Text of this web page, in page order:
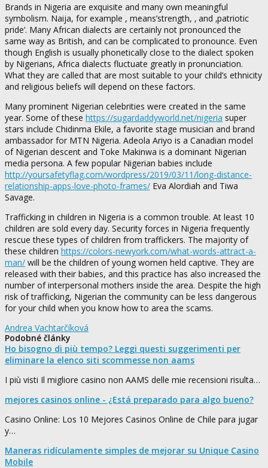
Brands in Nigeria are exquisite and many own meaningful
symbolism. Naija, for example , means’strength, ‚ and ‚patriotic
pride‘. Many African dialects are certainly not pronounced the
same way as British, and can be complicated to pronounce. Even
though English is usually phonetically close to the dialect spoken
by Nigerians, Africa dialects fluctuate greatly in pronunciation.
What they are called that are most suitable to your child’s ethnicity
and religious beliefs will depend on these factors.
Many prominent Nigerian celebrities were created in the same
year. Some of these https://sugardaddyworld.net/nigeria super
stars include Chidinma Ekile, a favorite stage musician and brand
ambassador for MTN Nigeria. Adeola Ariyo is a Canadian model
of Nigerian descent and Toke Makinwa is a dominant Nigerian
media persona. A few popular Nigerian babies include
http://yoursafetyflag.com/wordpress/2019/03/11/long-distance-
relationship-apps-love-photo-frames/ Eva Alordiah and Tiwa
Savage.
Trafficking in children in Nigeria is a common trouble. At least 10
children are sold every day. Security forces in Nigeria frequently
rescue these types of children from traffickers. The majority of
these children https://colors-newyork.com/what-words-attract-a-
man/ will be the children of young women held captive. They are
released with their babies, and this practice has also increased the
number of interpersonal mothers inside the area. Despite the high
risk of trafficking, Nigerian the community can be less dangerous
for your child when you know how to area the scams.
Andrea Vachtarčíková
Podobné články
Ho bisogno di più tempo? Leggi questi suggerimenti per
eliminare la elenco siti scommesse non aams
I più visti Il migliore casino non AAMS delle mie recensioni risulta…
mejores casinos online - ¿Está preparado para algo bueno?
Casino Online: Los 10 Mejores Casinos Online de Chile para jugar
y…
Maneras ridículamente simples de mejorar su Unique Casino
Mobile